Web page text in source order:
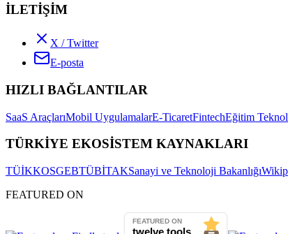
İLETİŞİM
X / Twitter
E-posta
HIZLI BAĞLANTILAR
SaaS AraçlarıMobil UygulamalarE-TicaretFintechEğitim
TÜRKİYE EKOSİSTEM KAYNAKLARI
TÜİKKOSGEBTÜBİTAKSanayi ve Teknoloji Bakanlığı
FEATURED ON